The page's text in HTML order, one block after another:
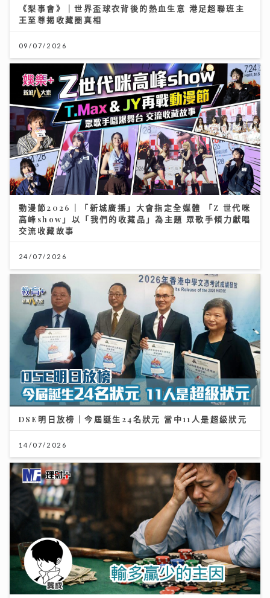
《梨事會》｜世界盃球衣背後的熱血生意 港足超聯班主
王至尊揭收藏圈真相
09/07/2026
動漫節2026｜「新城廣播」大會指定全媒體 「Z 世代咪
高峰show」以「我們的收藏品」為主題 眾歌手傾力獻唱
交流收藏故事
24/07/2026
DSE明日放榜｜今屆誕生24名狀元 當中11人是超級狀元
14/07/2026